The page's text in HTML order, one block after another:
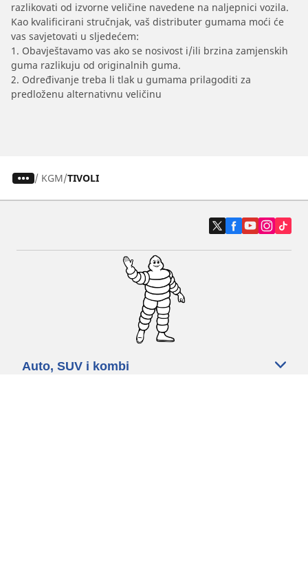
razlikovati od izvorne veličine navedene na naljepnici vozila.
Kao kvalificirani stručnjak, vaš distributer gumama moći će
vas savjetovati u sljedećem:
1. Obavještavamo vas ako se nosivost i/ili brzina zamjenskih
guma razlikuju od originalnih guma.
2. Određivanje treba li tlak u gumama prilagoditi za
predloženu alternativnu veličinu
/ KGM TIVOLI
Auto, SUV i kombi